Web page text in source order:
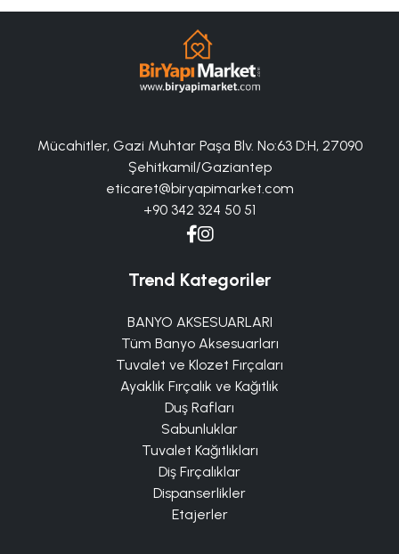
Mücahitler, Gazi Muhtar Paşa Blv. No:63 D:H, 27090
Şehitkamil/Gaziantep
eticaret@biryapimarket.com
+90 342 324 50 51
Trend Kategoriler
BANYO AKSESUARLARI
Tüm Banyo Aksesuarları
Tuvalet ve Klozet Fırçaları
Ayaklık Fırçalık ve Kağıtlık
Duş Rafları
Sabunluklar
Tuvalet Kağıtlıkları
Diş Fırçalıklar
Dispanserlikler
Etajerler